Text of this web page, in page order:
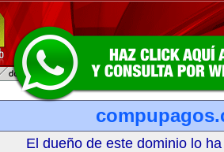
El dueño de este dominio lo